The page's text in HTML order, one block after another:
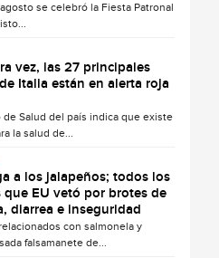
se celebró la Fiesta Patronal
vez, las 27 principales
Italia están en alerta roja
de Salud del país indica que existe
la salud de...
a los jalapeños; todos los
que EU vetó por brotes de
diarrea e inseguridad
con salmonela y
falsamanete de...